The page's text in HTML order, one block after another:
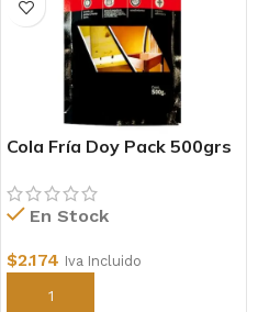
Cola Fría Doy Pack 500grs
En Stock
$2.174 Iva Incluido
Añadir al carrito